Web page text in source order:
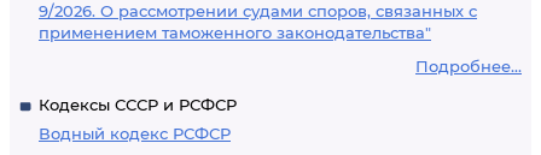
9/2026. О рассмотрении судами споров, связанных с
применением таможенного законодательства"
Подробнее...
Кодексы СССР и РСФСР
Водный кодекс РСФСР